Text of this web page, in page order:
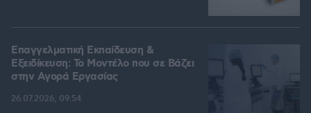
Επαγγελματική Εκπαίδευση &
Εξειδίκευση: Το Mοντέλο που σε Bάζει
στην Aγορά Eργασίας
26.07.2026, 09:54